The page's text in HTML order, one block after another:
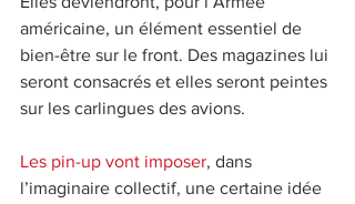
américaine, un élément essentiel de
bien-être sur le front. Des magazines lui
seront consacrés et elles seront peintes
sur les carlingues des avions.
Les pin-up vont imposer, dans
l’imaginaire collectif, une certaine idée